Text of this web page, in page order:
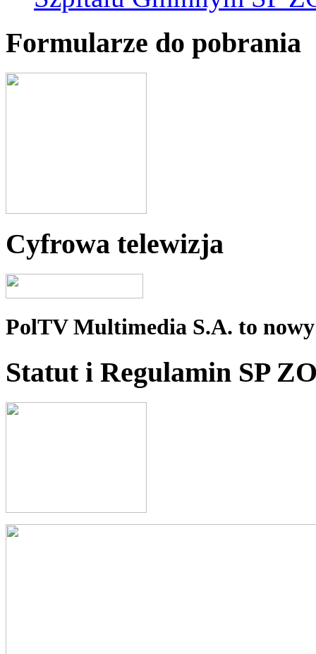
Formularze do pobrania
Cyfrowa telewizja
PolTV Multimedia S.A. to
Statut i Regulamin SP